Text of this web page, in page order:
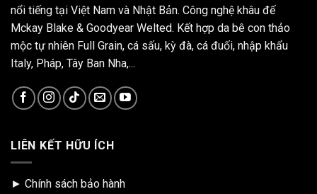
nổi tiếng tại Việt Nam và Nhật Bản. Công nghệ khâu đế
Mckay Blake & Goodyear Welted. Kết hợp da bê con thảo
mộc tự nhiên Full Grain, cá sấu, kỳ đà, cá đuối, nhập khẩu
Italy, Pháp, Tây Ban Nha,...
LIÊN KẾT HỮU ÍCH
► Chính sách bảo hành